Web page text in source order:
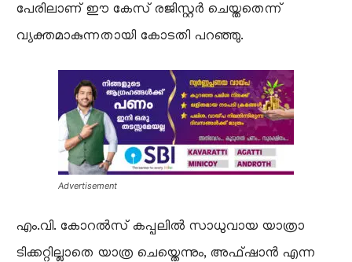
പേരിലാണ് ഈ കേസ് രജിസ്റ്റർ ചെയ്തതെന്ന്
വ്യക്തമാകുന്നതായി കോടതി പറഞ്ഞു.
Advertisement
​എം.വി. കോറൽസ് കപ്പലിൽ സാധുവായ യാത്രാ
ടിക്കറ്റില്ലാതെ യാത്ര ചെയ്തെന്നും, അഫ്ഷാൻ എന്ന